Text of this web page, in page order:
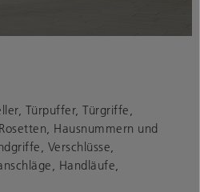
Türpuffer, Türgriffe,
Hausnummern und
Verschlüsse,
Handläufe,